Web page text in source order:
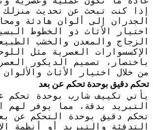
إذا كنت تبحث عن تحديث
الجدران إلى ألوان هادئة
اختيار الأثاث ذو الخطوط
الزجاج والمعدن والخشب
الإكسسوارات العصرية مثل
باختصار، تصميم الديكور
من خلال اختيار الأثاث
تحكم دقيق بوحدة تحكم عن بعد
يأتي تكييف شارب بوحدة تحكم
التبريد بدقة، مما يوفر لهم
تحكم دقيق بوحدة التحكم عن
التدفئة والتبريد أو أنظمة